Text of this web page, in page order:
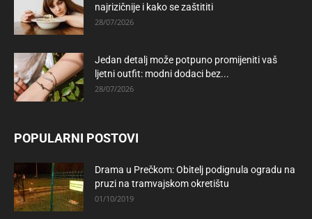
najrizičnije i kako se zaštititi
28/07/2026
Jedan detalj može potpuno promijeniti vaš
ljetni outfit: modni dodaci bez...
28/07/2026
POPULARNI POSTOVI
Drama u Prečkom: Obitelj podignula ogradu na
pruzi na tramvajskom okretištu
01/10/2019